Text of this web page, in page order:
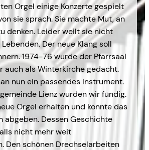
Orgel einige Konzerte gespielt
sie sprach. Sie machte Mut, an
denken. Leider weilt sie nicht
Der neue Klang soll
1974-76 wurde der Pfarrsaal
auch als Winterkirche gedacht.
nun ein passendes Instrument.
Lienz wurden wir fündig.
Orgel erhalten und konnte das
abgeben. Dessen Ge­schichte
nicht mehr weit
Den schönen Drechselarbeiten